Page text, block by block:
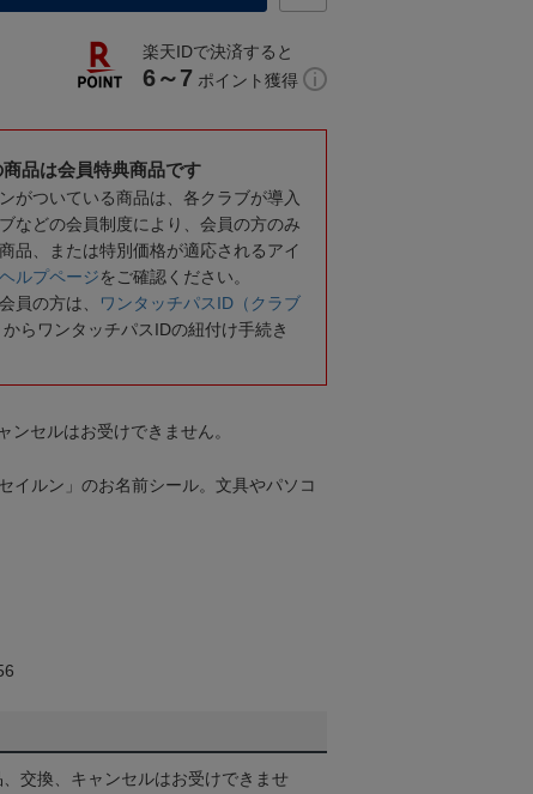
楽天IDで決済すると
6～7 ポイント獲得
商品は会員特典商品です
がついている商品は、各クラブが導入
などの会員制度により、会員の方のみ
品、または特別価格が適応されるアイ
ヘルプページをご確認ください。
員の方は、
ワンタッチパスID（クラブ
からワンタッチパスIDの紐付け手続き
セルはお受けできません。
イルン」のお名前シール。文具やパソコ
交換、キャンセルはお受けできませ